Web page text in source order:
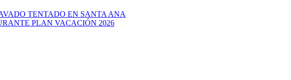
TENTADO EN SANTA ANA
PLAN VACACIÓN 2026